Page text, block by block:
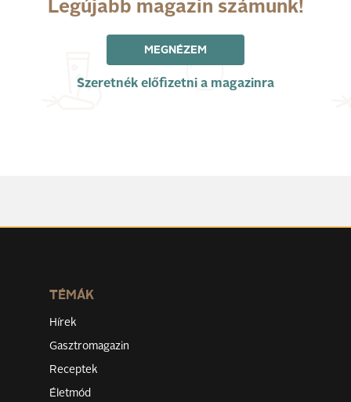
Legújabb magazin számunk!
MEGNÉZEM
Szeretnék előfizetni a magazinra
TÉMÁK
Hírek
Gasztromagazin
Receptek
Életmód